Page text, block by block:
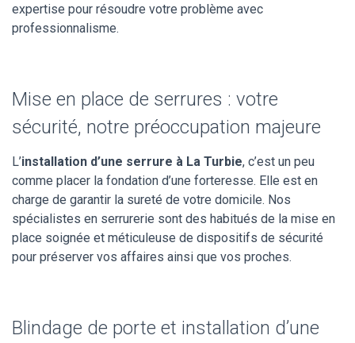
expertise pour résoudre votre problème avec
professionnalisme.
Mise en place de serrures : votre
sécurité, notre préoccupation majeure
L’installation d’une serrure à La Turbie, c’est un peu
comme placer la fondation d’une forteresse. Elle est en
charge de garantir la sureté de votre domicile. Nos
spécialistes en serrurerie sont des habitués de la mise en
place soignée et méticuleuse de dispositifs de sécurité
pour préserver vos affaires ainsi que vos proches.
Blindage de porte et installation d’une